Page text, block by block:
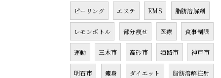
ピーリング エステ EMS 脂肪溶解剤
レモンボトル 部分瘦せ 医療 食事制限
運動 三木市 高砂市 姫路市 神戸市
明石市 痩身 ダイエット 脂肪溶解注射